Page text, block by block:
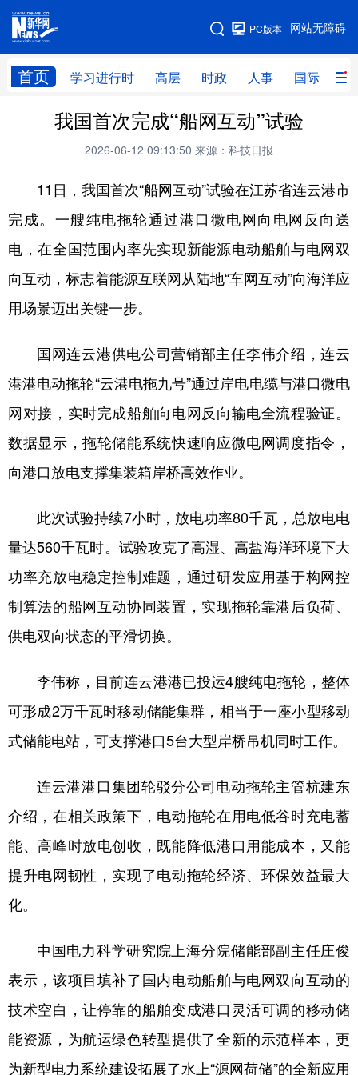
网站无障碍
PC版本
首页 学习进行时 高层 时政 人事 国际 财
网站地图
学习进行时 高层 时政 人事
财经 网评
台湾 思客智库 全球连线 教育
科技 科创 量子 体育
文化 书画 健康 军事
访谈 视频 图片 政务
食品 人居 信息化 数字经济
学术中国 乡村振兴 银龄 溯源中国
城市 旅游 能源 会展
文化产业
地方频道
浙江 安徽 福建 江西
山东 河南 湖北 湖南
四川 贵州 云南 西藏
陕西 甘肃 青海 宁夏
新疆 内蒙古 黑龙江
多语种频道
English Español Français عربى
Русский язык 日本語 한국어
Deutsch Português
我国首次完成“船网互动”试验
2026-06-12 09:13:50 来源：科技日报
11日，我国首次“船网互动”试验在江苏省连云港市
完成。一艘纯电拖轮通过港口微电网向电网反向送
电，在全国范围内率先实现新能源电动船舶与电网双
向互动，标志着能源互联网从陆地“车网互动”向海洋应
用场景迈出关键一步。
国网连云港供电公司营销部主任李伟介绍，连云
港港电动拖轮“云港电拖九号”通过岸电电缆与港口微电
网对接，实时完成船舶向电网反向输电全流程验证。
数据显示，拖轮储能系统快速响应微电网调度指令，
向港口放电支撑集装箱岸桥高效作业。
此次试验持续7小时，放电功率80千瓦，总放电电
量达560千瓦时。试验攻克了高湿、高盐海洋环境下大
功率充放电稳定控制难题，通过研发应用基于构网控
制算法的船网互动协同装置，实现拖轮靠港后负荷、
供电双向状态的平滑切换。
李伟称，目前连云港港已投运4艘纯电拖轮，整体
可形成2万千瓦时移动储能集群，相当于一座小型移动
式储能电站，可支撑港口5台大型岸桥吊机同时工作。
连云港港口集团轮驳分公司电动拖轮主管杭建东
介绍，在相关政策下，电动拖轮在用电低谷时充电蓄
能、高峰时放电创收，既能降低港口用能成本，又能
提升电网韧性，实现了电动拖轮经济、环保效益最大
化。
中国电力科学研究院上海分院储能部副主任庄俊
表示，该项目填补了国内电动船舶与电网双向互动的
技术空白，让停靠的船舶变成港口灵活可调的移动储
能资源，为航运绿色转型提供了全新的示范样本，更
为新型电力系统建设拓展了水上“源网荷储”的全新应用